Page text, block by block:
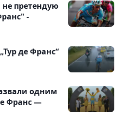
претендую
-
де Франс“
одним
Франс —